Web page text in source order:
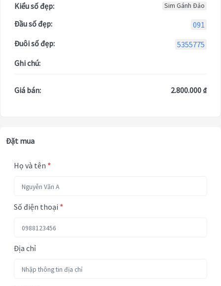
Kiểu số đẹp: Sim Gánh Đảo
Đầu số đẹp:
091
Đuôi số đẹp:
5355775
Ghi chú:
Giá bán: 2.800.000 ₫
Đặt mua
Họ và tên *
Số điện thoại *
Địa chỉ